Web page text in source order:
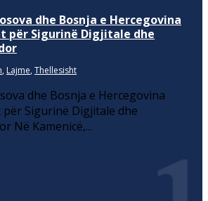
dhe Bosnja e Hercegovina
për Sigurinë Digjitale dhe
, Lajme, Thellesisht
dhe Bosnja e Hercegovina
Sigurinë Digjitale dhe
Në Kamenicë,...